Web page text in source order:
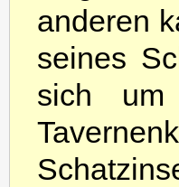
anderen
seines
sich um